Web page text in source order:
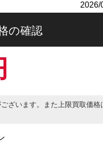
2026/
の確認
ざいます。また上限買取価格